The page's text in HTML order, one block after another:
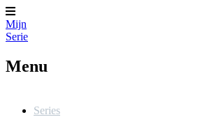
Mijn
Serie
Menu
Series